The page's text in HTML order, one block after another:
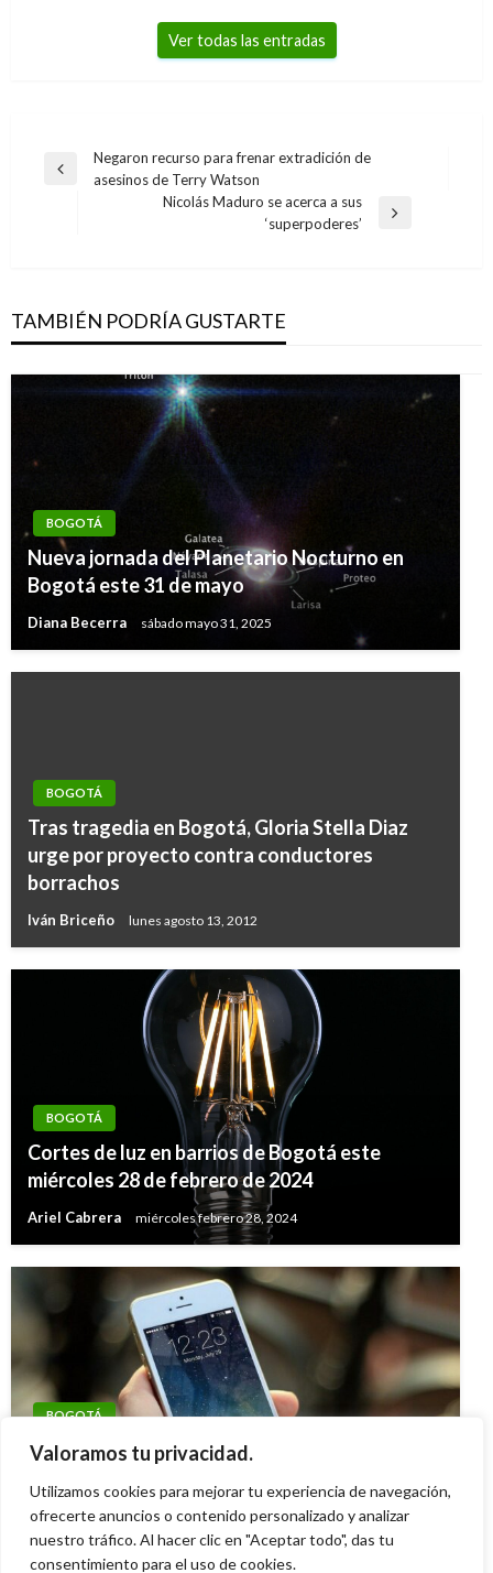
Valoramos tu privacidad.
Utilizamos cookies para mejorar tu experiencia de navegación,
ofrecerte anuncios o contenido personalizado y analizar
nuestro tráfico. Al hacer clic en "Aceptar todo", das tu
consentimiento para el uso de cookies.
Ver todas las entradas
Navegación
Entrada
Negaron recurso para frenar extradición de
asesinos de Terry Watson
Nicolás Maduro se acerca a sus
‘superpoderes’
TAMBIÉN PODRÍA GUSTARTE
BOGOTÁ
Nueva jornada del Planetario Nocturno en
Bogotá este 31 de mayo
Diana Becerra sábado mayo 31, 2025
BOGOTÁ
Tras tragedia en Bogotá, Gloria Stella Diaz
urge por proyecto contra conductores
borrachos
Iván Briceño lunes agosto 13, 2012
BOGOTÁ
Cortes de luz en barrios de Bogotá este
miércoles 28 de febrero de 2024
Ariel Cabrera miércoles febrero 28, 2024
BOGOTÁ
Un capturado por vender celulares ‘dummies’
Iván Briceño miércoles mayo 27, 2020